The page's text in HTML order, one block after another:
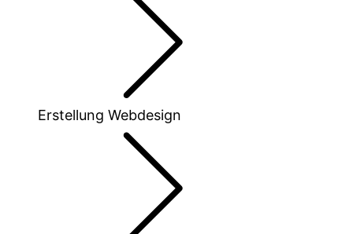
Erstellung Webdesign